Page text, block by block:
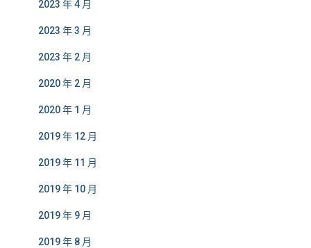
2023 年 4 月
2023 年 3 月
2023 年 2 月
2020 年 2 月
2020 年 1 月
2019 年 12 月
2019 年 11 月
2019 年 10 月
2019 年 9 月
2019 年 8 月